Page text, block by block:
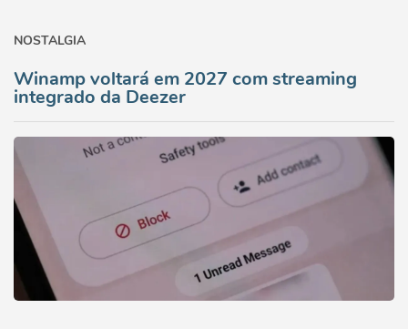
NOSTALGIA
Winamp voltará em 2027 com streaming
integrado da Deezer